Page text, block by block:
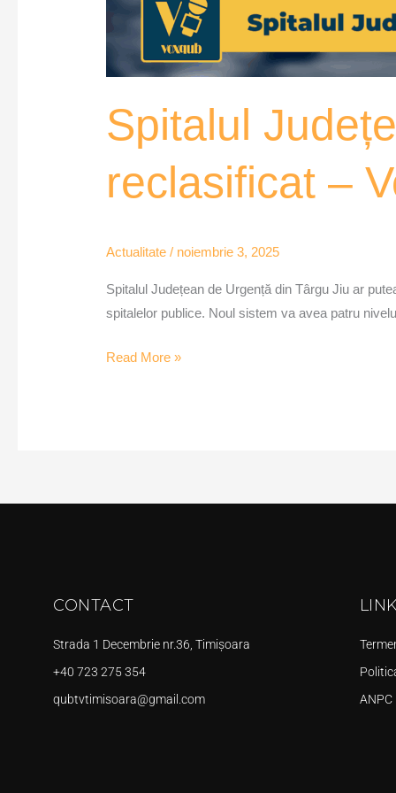
Spitalul
reclasificat –
Actualitate / noiembrie 3, 2025
Spitalul Județean de Urgență din Târgu Jiu ar
spitalelor publice. Noul sistem va avea patru
Read More »
CONTACT
Strada 1 Decembrie nr.36, Timișoara
+40 723 275 354
qubtvtimisoara@gmail.com
ANPC